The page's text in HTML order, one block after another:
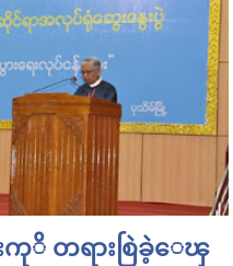
ကုိ တရားစြဲခဲ့ေၾ